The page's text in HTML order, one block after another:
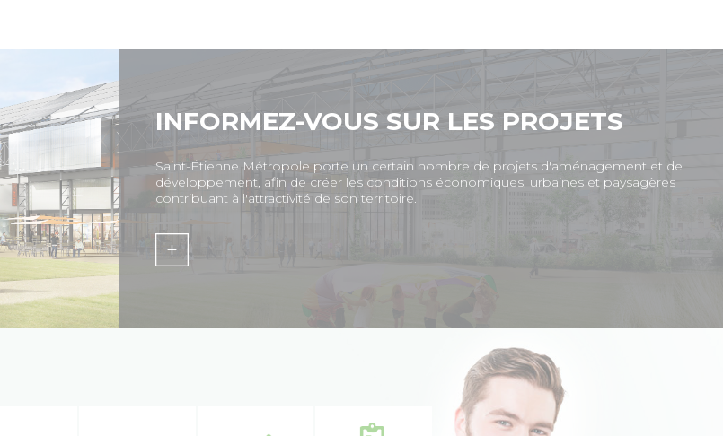
INFORMEZ-VOUS SUR LES PROJETS
Saint-Étienne Métropole porte un certain nombre de projets d'aménagement et de
développement, afin de créer les conditions économiques, urbaines et paysagères
contribuant à l'attractivité de son territoire.